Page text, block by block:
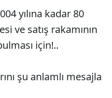
yılına kadar 80
ve satış rakamının
için!..
şu anlamlı mesajla